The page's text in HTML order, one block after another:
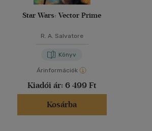
Star Wars: Vector Prime
R. A. Salvatore
Könyv
Árinformációk
Kiadói ár: 6 499 Ft
Kosárba